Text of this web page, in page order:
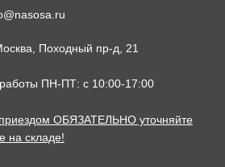
Походный пр-д, 21
ПН-ПТ: с 10:00-17:00
ОБЯЗАТЕЛЬНО уточняйте
на складе!